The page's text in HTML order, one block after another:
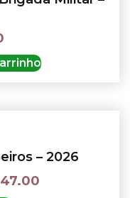
– 2026